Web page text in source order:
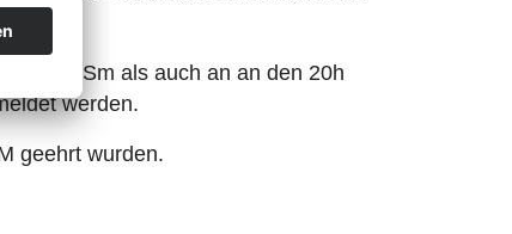
den 60Sm als auch an an den 20h
werden.
geehrt wurden.